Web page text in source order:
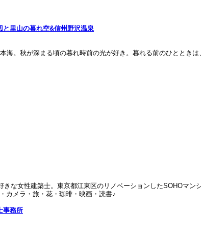
里山の暮れ空&信州野沢温泉
海。秋が深まる頃の暮れ時前の光が好き。暮れる前のひととき
きな女性建築士。東京都江東区のリノベーションしたSOHOマン
カメラ・旅・花・珈琲・映画・読書♪